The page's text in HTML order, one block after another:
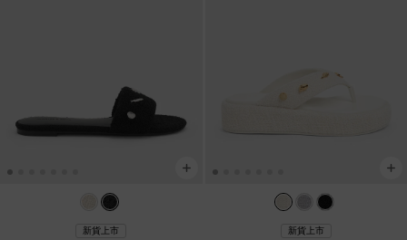
新貨上市 新貨上市